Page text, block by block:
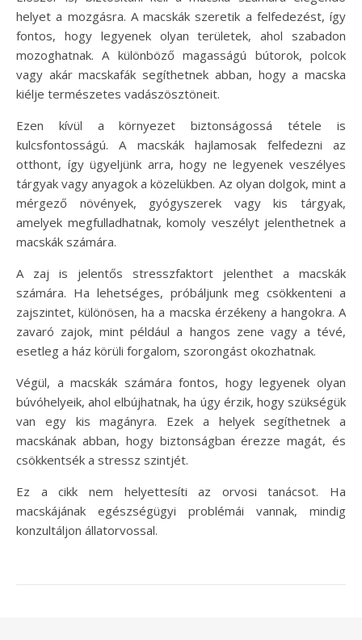
helyet a mozgásra. A macskák szeretik a felfedezést, így
fontos, hogy legyenek olyan területek, ahol szabadon
mozoghatnak. A különböző magasságú bútorok, polcok
vagy akár macskafák segíthetnek abban, hogy a macska
kiélje természetes vadászösztöneit.
Ezen kívül a környezet biztonságossá tétele is
kulcsfontosságú. A macskák hajlamosak felfedezni az
otthont, így ügyeljünk arra, hogy ne legyenek veszélyes
tárgyak vagy anyagok a közelükben. Az olyan dolgok, mint a
mérgező növények, gyógyszerek vagy kis tárgyak,
amelyek megfulladhatnak, komoly veszélyt jelenthetnek a
macskák számára.
A zaj is jelentős stresszfaktort jelenthet a macskák
számára. Ha lehetséges, próbáljunk meg csökkenteni a
zajszintet, különösen, ha a macska érzékeny a hangokra. A
zavaró zajok, mint például a hangos zene vagy a tévé,
esetleg a ház körüli forgalom, szorongást okozhatnak.
Végül, a macskák számára fontos, hogy legyenek olyan
búvóhelyeik, ahol elbújhatnak, ha úgy érzik, hogy szükségük
van egy kis magányra. Ezek a helyek segíthetnek a
macskának abban, hogy biztonságban érezze magát, és
csökkentsék a stressz szintjét.
Ez a cikk nem helyettesíti az orvosi tanácsot. Ha
macskájának egészségügyi problémái vannak, mindig
konzultáljon állatorvossal.